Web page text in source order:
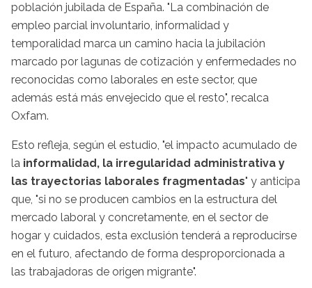
población jubilada de España. "La combinación de
empleo parcial involuntario, informalidad y
temporalidad marca un camino hacia la jubilación
marcado por lagunas de cotización y enfermedades no
reconocidas como laborales en este sector, que
además está más envejecido que el resto", recalca
Oxfam.
Esto refleja, según el estudio, "el impacto acumulado de
la informalidad, la irregularidad administrativa y
las trayectorias laborales fragmentadas" y anticipa
que, "si no se producen cambios en la estructura del
mercado laboral y concretamente, en el sector de
hogar y cuidados, esta exclusión tenderá a reproducirse
en el futuro, afectando de forma desproporcionada a
las trabajadoras de origen migrante".